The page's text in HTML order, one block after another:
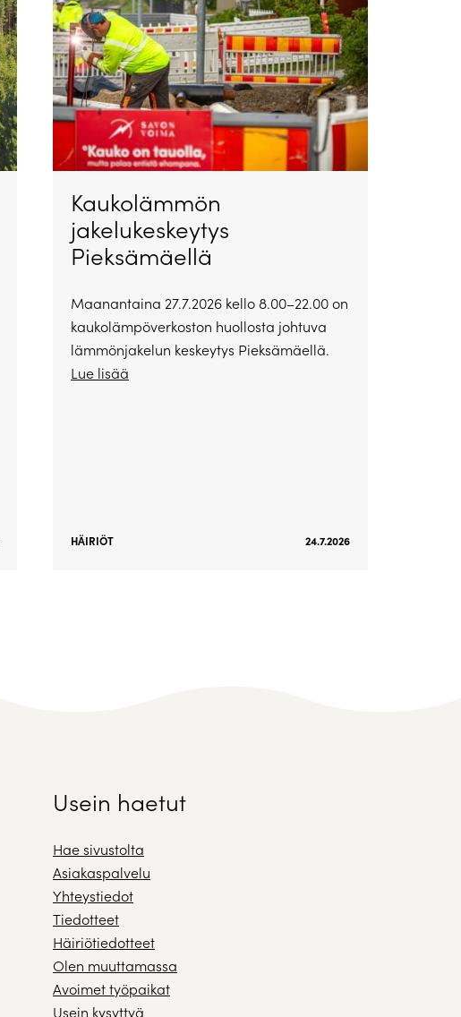
Kaukolämmön
jakelukeskeytys
Pieksämäellä
Maanantaina 27.7.2026 kello 8.00–22.00 on
kaukolämpöverkoston huollosta johtuva
lämmönjakelun keskeytys Pieksämäellä.
Lue lisää
HÄIRIÖT 24.7.2026
Usein haetut
Hae sivustolta
Asiakaspalvelu
Yhteystiedot
Tiedotteet
Häiriötiedotteet
Olen muuttamassa
Avoimet työpaikat
Usein kysyttyä